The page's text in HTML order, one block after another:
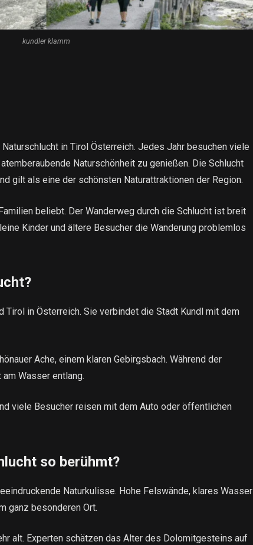
kundler klamm
in Tirol Österreich. Jedes Jahr besuchen viele
Naturschönheit zu genießen. Die Schlucht
gilt als eine der schönsten Naturattraktionen der Region.
beliebt. Der Wanderweg durch die Schlucht ist breit
Kinder und ältere Besucher die Wanderung problemlos
Tirol in Österreich. Sie verbindet die Stadt Kundl mit dem
Ache, einem klaren Gebirgsbach. Während der
Wasser entlang.
viele Besucher reisen mit dem Auto oder öffentlichen
so berühmt?
Naturkulisse. Hohe Felswände, klares Wasser
ganz besonderen Ort.
alt. Experten schätzen das Alter des Dolomitgesteins auf